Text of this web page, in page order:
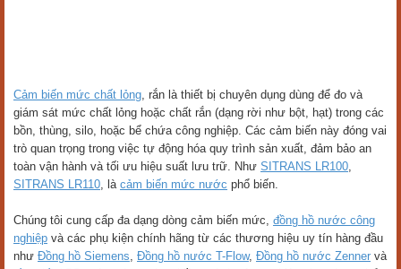
Cảm biến mức chất lỏng, rắn là thiết bị chuyên dụng dùng để đo và
giám sát mức chất lỏng hoặc chất rắn (dạng rời như bột, hạt) trong các
bồn, thùng, silo, hoặc bể chứa công nghiệp. Các cảm biến này đóng vai
trò quan trọng trong việc tự động hóa quy trình sản xuất, đảm bảo an
toàn vận hành và tối ưu hiệu suất lưu trữ. Như SITRANS LR100,
SITRANS LR110, là cảm biến mức nước phổ biến.
Chúng tôi cung cấp đa dạng dòng cảm biến mức, đồng hồ nước công
nghiệp và các phụ kiện chính hãng từ các thương hiệu uy tín hàng đầu
như Đồng hồ Siemens, Đồng hồ nước T-Flow, Đồng hồ nước Zenner và